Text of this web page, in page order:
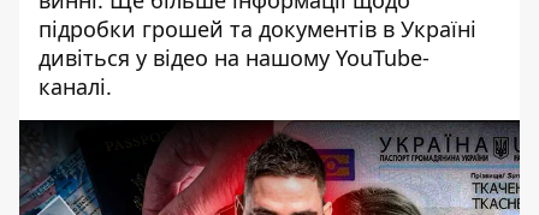
підробки грошей та документів в Україні
дивіться у відео на нашому YouTube-
каналі.